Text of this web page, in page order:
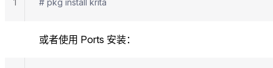
或者使用 Ports 安装：